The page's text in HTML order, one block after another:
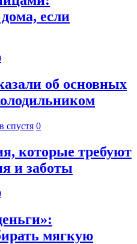
если
об основных
спустя 0
которые требуют
и заботы
мягкую